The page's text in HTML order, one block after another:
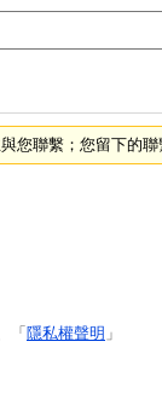
您聯繫；您留下的
「 隱私權聲明 」